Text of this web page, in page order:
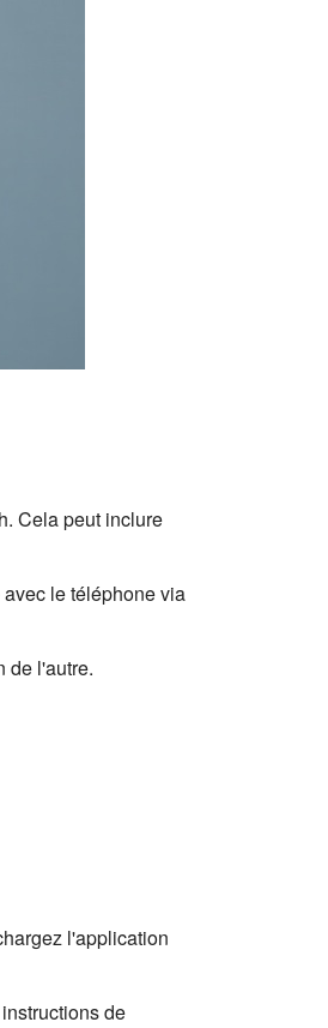
Cela peut inclure
le téléphone via
de l'autre.
l'application
de